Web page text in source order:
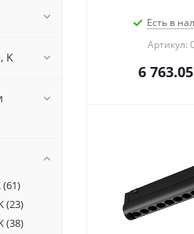
Есть в
Артикул:
6 763.05
K
(61)
(23)
(38)